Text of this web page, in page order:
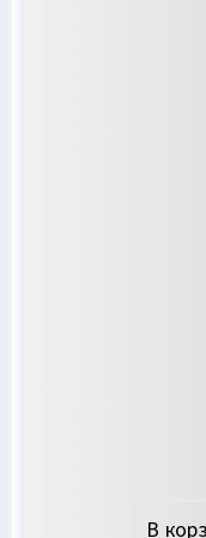
Дальность
Дальность
В